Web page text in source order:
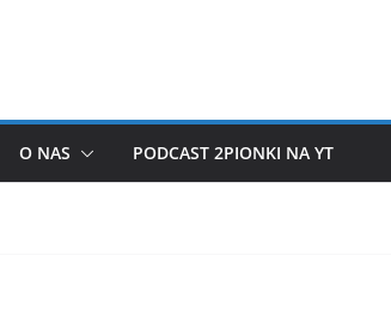
O NAS PODCAST 2PIONKI NA YT